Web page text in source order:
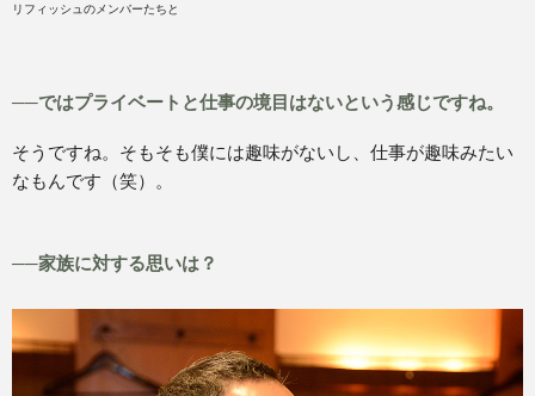
リフィッシュのメンバーたちと
──ではプライベートと仕事の境目はないという感じですね。
そうですね。そもそも僕には趣味がないし、仕事が趣味みたい
なもんです（笑）。
──家族に対する思いは？